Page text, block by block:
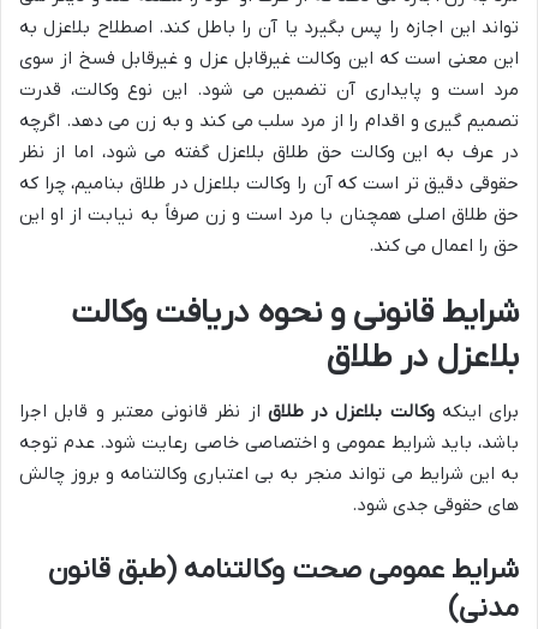
تواند این اجازه را پس بگیرد یا آن را باطل کند. اصطلاح بلاعزل به
این معنی است که این وکالت غیرقابل عزل و غیرقابل فسخ از سوی
مرد است و پایداری آن تضمین می شود. این نوع وکالت، قدرت
تصمیم گیری و اقدام را از مرد سلب می کند و به زن می دهد. اگرچه
در عرف به این وکالت حق طلاق بلاعزل گفته می شود، اما از نظر
حقوقی دقیق تر است که آن را وکالت بلاعزل در طلاق بنامیم، چرا که
حق طلاق اصلی همچنان با مرد است و زن صرفاً به نیابت از او این
حق را اعمال می کند.
شرایط قانونی و نحوه دریافت وکالت
بلاعزل در طلاق
برای اینکهوکالت بلاعزل در طلاق از نظر قانونی معتبر و قابل اجرا
باشد، باید شرایط عمومی و اختصاصی خاصی رعایت شود. عدم توجه
به این شرایط می تواند منجر به بی اعتباری وکالتنامه و بروز چالش
های حقوقی جدی شود.
شرایط عمومی صحت وکالتنامه (طبق قانون
مدنی)